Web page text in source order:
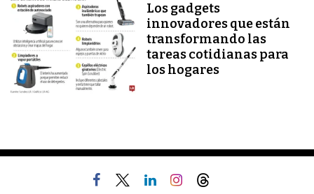
Los gadgets
innovadores que están
transformando las
tareas cotidianas para
los hogares